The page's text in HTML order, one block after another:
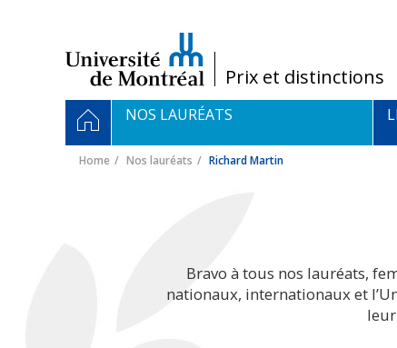
/Prix et distinctions
Navigation
principale
HOMENOS LAURÉATS
Home Nos lauréats Richard Martin
Bravo à tous nos lauréats,
nationaux, internationaux et